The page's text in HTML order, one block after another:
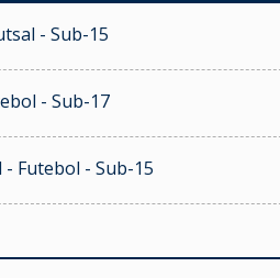
- Sub-15
- Sub-17
Futebol - Sub-15